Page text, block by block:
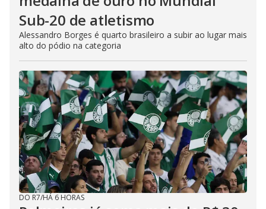
Sub-20 de atletismo
Alessandro Borges é quarto brasileiro a subir ao lugar mais
alto do pódio na categoria
DO R7/HÁ 6 HORAS